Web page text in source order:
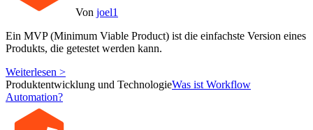
Von joel1
Ein MVP (Minimum Viable Product) ist die einfachste Version eines
Produkts, die getestet werden kann.
Weiterlesen >
Produktentwicklung und TechnologieWas ist Workflow
Automation?